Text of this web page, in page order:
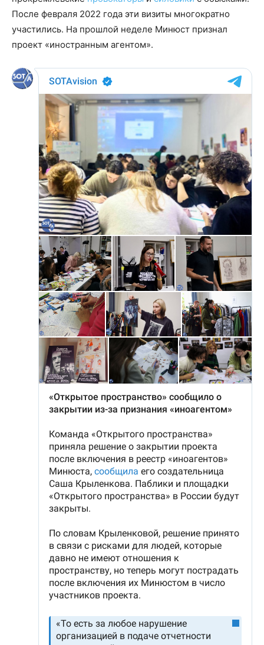
После февраля 2022 года эти визиты многократно
участились. На прошлой неделе Минюст признал
проект «иностранным агентом».